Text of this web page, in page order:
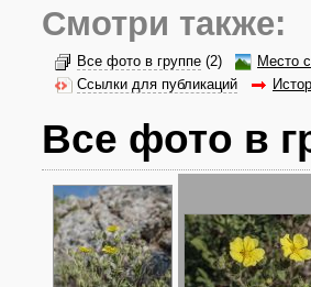
Смотри также:
Все фото в группе (2) Место
Ссылки для публикаций
Все фото в